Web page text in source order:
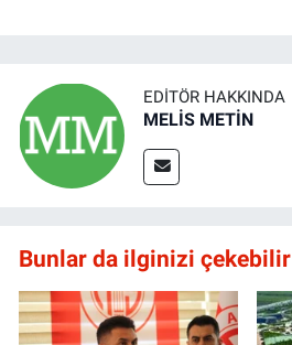
EDITÖR HAKKINDA
MELİS METİN
Bunlar da ilginizi çekebilir